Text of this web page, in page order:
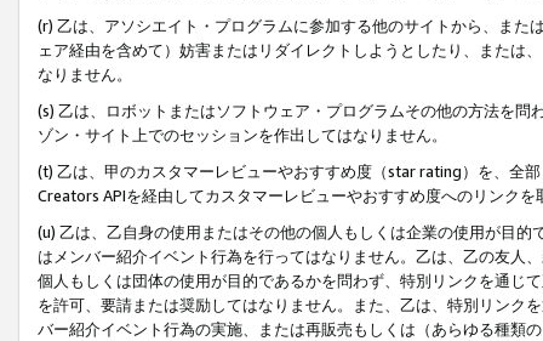
(r) 乙は、アソシエイト・プログラムに参加する他のサイトから、ま
ェア経由を含めて）妨害またはリダイレクトしようとしたり、または
なりません。
(s) 乙は、ロボットまたはソフトウェア・プログラムその他の方法を
ゾン・サイト上でのセッションを作出してはなりません。
(t) 乙は、甲のカスタマーレビューやおすすめ度（star rating）を、全
Creators APIを経由してカスタマーレビューやおすすめ度へのリンクを
(u) 乙は、乙自身の使用またはその他の個人もしくは企業の使用が目
はメンバー紹介イベント行為を行ってはなりません。乙は、乙の友人
個人もしくは団体の使用が目的であるかを問わず、特別リンクを通じ
を許可、要請または奨励してはなりません。また、乙は、特別リンク
バー紹介イベント行為の実施、または再販売もしくは（あらゆる種類